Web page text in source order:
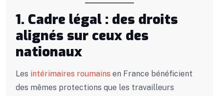
1. Cadre légal : des droits
alignés sur ceux des
nationaux
Les intérimaires roumains en France bénéficient
des mêmes protections que les travailleurs